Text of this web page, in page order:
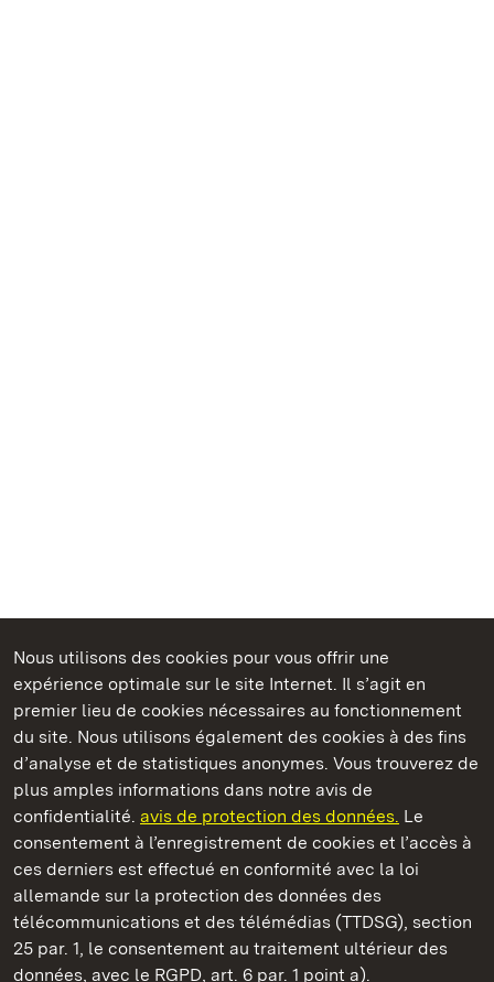
Nous utilisons des cookies pour vous offrir une
expérience optimale sur le site Internet. Il s’agit en
premier lieu de cookies nécessaires au fonctionnement
du site. Nous utilisons également des cookies à des fins
d’analyse et de statistiques anonymes. Vous trouverez de
plus amples informations dans notre avis de
confidentialité. avis de protection des données. Le
consentement à l’enregistrement de cookies et l’accès à
ces derniers est effectué en conformité avec la loi
allemande sur la protection des données des
télécommunications et des télémédias (TTDSG), section
25 par. 1, le consentement au traitement ultérieur des
données, avec le RGPD, art. 6 par. 1 point a).
Châteaux et jardins publics du Bade-Wurtemberg
Staatliche Schlösser und Gärten Baden‑Württemberg
Châteaux et jardins publics du Bade-Wurtemberg
ContactFAQ et réponsesMentions légales
Protection des données
Explications sur l’accessibilité